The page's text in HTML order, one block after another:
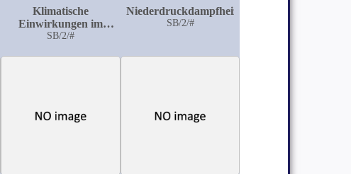
Klimatische
Einwirkungen im
Lichte der Statistik
SB/2/#
Niederdruckdampfheizung
SB/2/#